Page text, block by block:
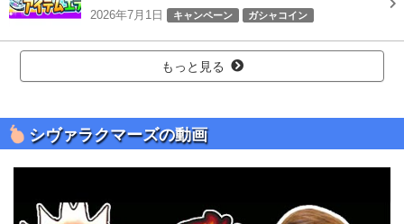
2026年7月1日 キャンペーン ガシャコイン
もっと見る
シヴァラクマーズの動画